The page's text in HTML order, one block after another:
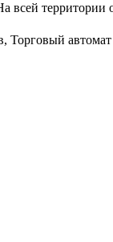
всей территории
Торговый